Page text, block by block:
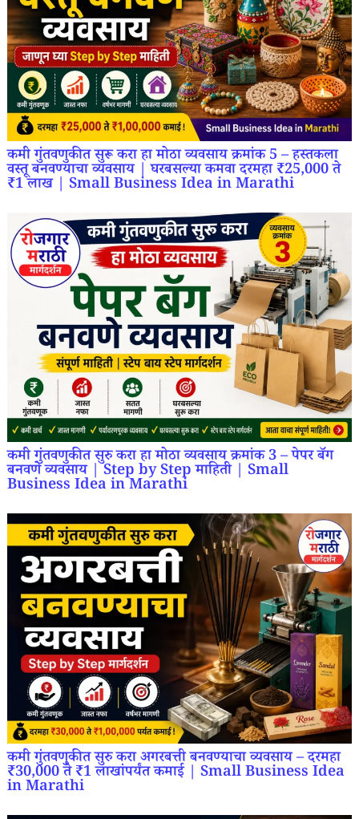
कमी गुंतवणुकीत सुरू करा हा मोठा व्यवसाय क्रमांक 5 – हस्तकला
वस्तू बनवण्याचा व्यवसाय | घरबसल्या कमवा दरमहा ₹25,000 ते
₹1 लाख | Small Business Idea in Marathi
कमी गुंतवणुकीत सुरु करा हा मोठा व्यवसाय क्रमांक 3 – पेपर बॅग
बनवणे व्यवसाय | Step by Step माहिती | Small
Business Idea in Marathi
कमी गुंतवणुकीत सुरु करा अगरबत्ती बनवण्याचा व्यवसाय – दरमहा
₹30,000 ते ₹1 लाखांपर्यंत कमाई | Small Business Idea
in Marathi